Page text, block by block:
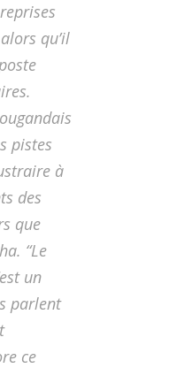
qu’il
pistes
à
des
que
“Le
un
parlent
ce